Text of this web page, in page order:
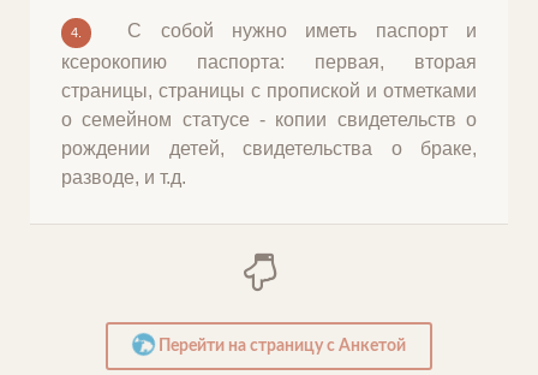
каждая подсадка + 400 USD, двойня + 20% от
суммы компенсации, кесарево + 1,500 USD,
оплата проезда и т.д. за счет агентства, ваша
итоговая сумма составит от 20,000 до 23,000
USD за одноплодную беременность.
Платежи выплачиваются в долларах/евро.
Также помесячные выплаты вы можете
получать напрямую от родителей через
Вестерн Юнион, на вашу долларовую, евро или
подтверждает нашу лояльность). Даже
предпочтительнее, чтобы вы получали платеж
4.
С собой нужно иметь паспорт и
ксерокопию паспорта: первая, вторая
страницы, страницы с пропиской и отметками
о семейном статусе - копии свидетельств о
рождении детей, свидетельства о браке,
разводе, и т.д.
Перейти на страницу с Анкетой